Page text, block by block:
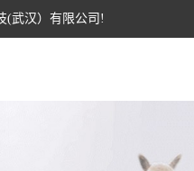
(武汉）有限公司!